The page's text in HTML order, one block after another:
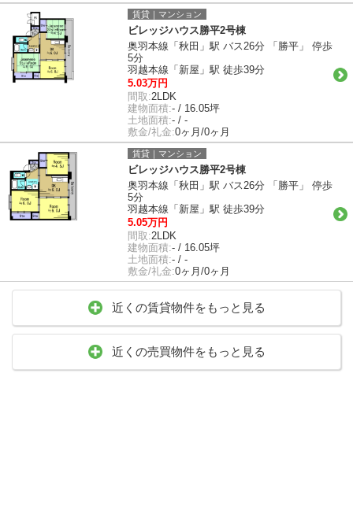
賃貸｜マンション
ビレッジハウス勝平2号棟
奥羽本線「秋田」駅 バス26分 「勝平」 停歩
5分
羽越本線「新屋」駅 徒歩39分
5.03万円
間取:2LDK
建物面積:- / 16.05坪
土地面積:- / -
敷金/礼金:0ヶ月/0ヶ月
賃貸｜マンション
ビレッジハウス勝平2号棟
奥羽本線「秋田」駅 バス26分 「勝平」 停歩
5分
羽越本線「新屋」駅 徒歩39分
5.05万円
間取:2LDK
建物面積:- / 16.05坪
土地面積:- / -
敷金/礼金:0ヶ月/0ヶ月
近くの賃貸物件をもっと見る
近くの売買物件をもっと見る